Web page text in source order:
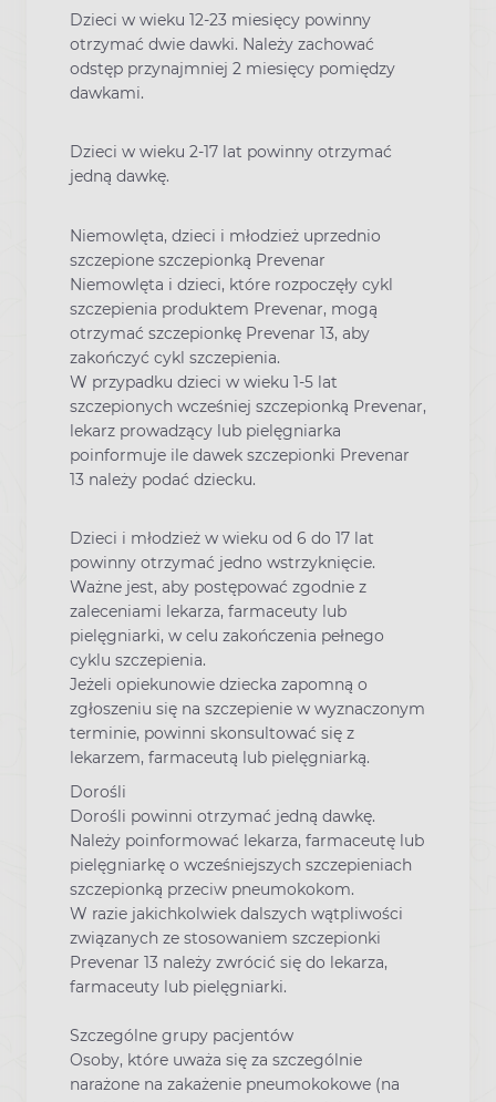
Dzieci w wieku 12-23 miesięcy powinny
otrzymać dwie dawki. Należy zachować
odstęp przynajmniej 2 miesięcy pomiędzy
dawkami.
Dzieci w wieku 2-17 lat powinny otrzymać
jedną dawkę.
Niemowlęta, dzieci i młodzież uprzednio
szczepione szczepionką Prevenar
Niemowlęta i dzieci, które rozpoczęły cykl
szczepienia produktem Prevenar, mogą
otrzymać szczepionkę Prevenar 13, aby
zakończyć cykl szczepienia.
W przypadku dzieci w wieku 1-5 lat
szczepionych wcześniej szczepionką Prevenar,
lekarz prowadzący lub pielęgniarka
poinformuje ile dawek szczepionki Prevenar
13 należy podać dziecku.
Dzieci i młodzież w wieku od 6 do 17 lat
powinny otrzymać jedno wstrzyknięcie.
Ważne jest, aby postępować zgodnie z
zaleceniami lekarza, farmaceuty lub
pielęgniarki, w celu zakończenia pełnego
cyklu szczepienia.
Jeżeli opiekunowie dziecka zapomną o
zgłoszeniu się na szczepienie w wyznaczonym
terminie, powinni skonsultować się z
lekarzem, farmaceutą lub pielęgniarką.
Dorośli
Dorośli powinni otrzymać jedną dawkę.
Należy poinformować lekarza, farmaceutę lub
pielęgniarkę o wcześniejszych szczepieniach
szczepionką przeciw pneumokokom.
W razie jakichkolwiek dalszych wątpliwości
związanych ze stosowaniem szczepionki
Prevenar 13 należy zwrócić się do lekarza,
farmaceuty lub pielęgniarki.
Szczególne grupy pacjentów
Osoby, które uważa się za szczególnie
narażone na zakażenie pneumokokowe (na